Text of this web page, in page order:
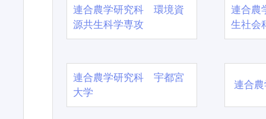
連合農学研究科 環境資
源共生科学専攻
連合農
生社会
連合農学研究科 宇都宮
大学
連合